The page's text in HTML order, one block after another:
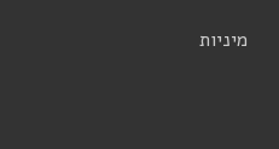
מיניות